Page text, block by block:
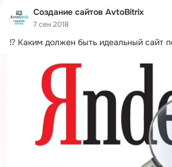
Создание сайтов AvtoBitrix
7 сен 2018
⁉ Каким должен быть идеальный сайт